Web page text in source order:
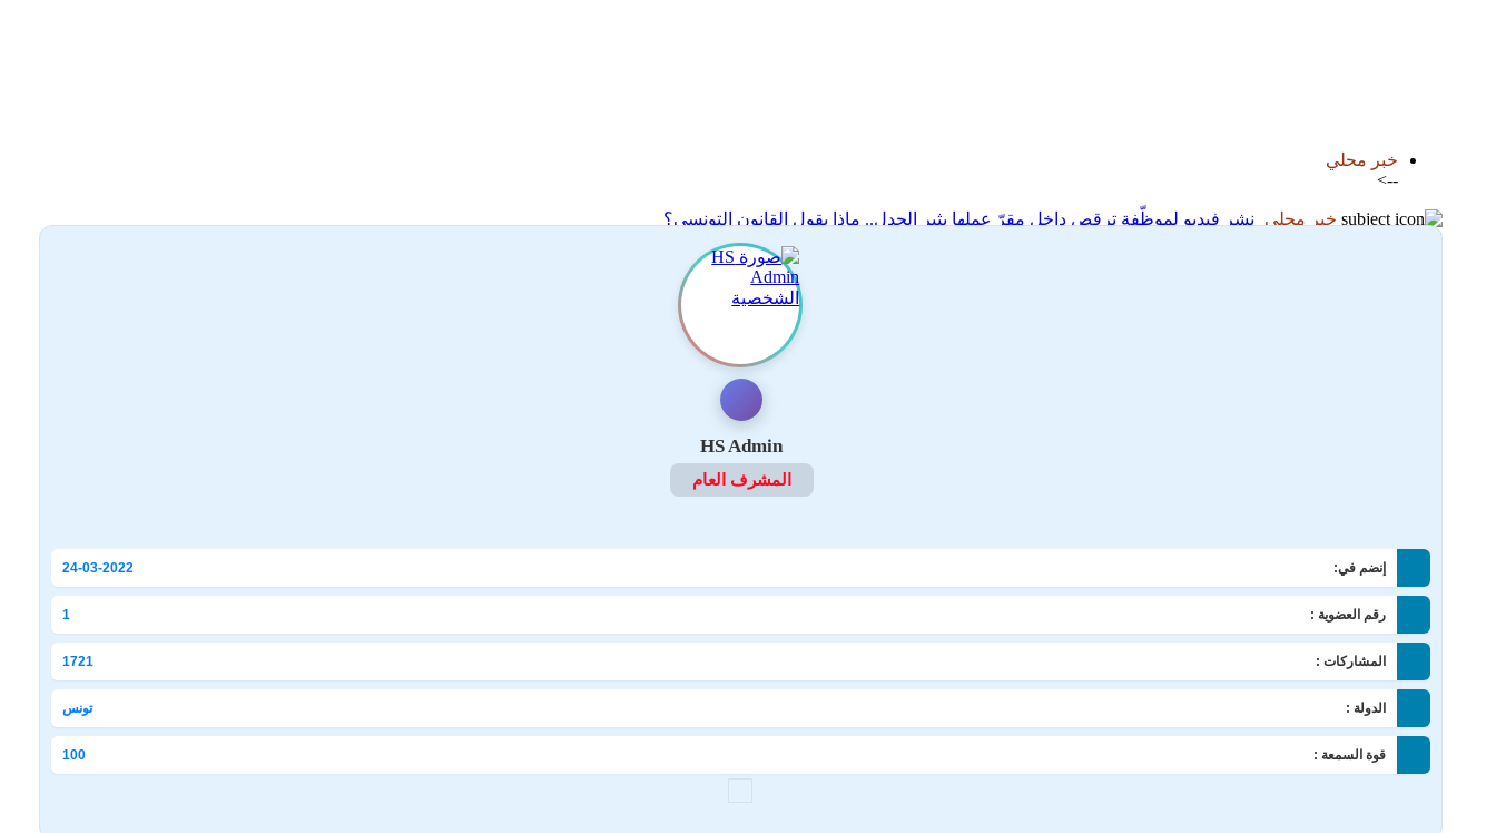
خبر محلي
-->
خبر محلي
نشر فيديو لموظّفة ترقص داخل مقرّ عملها يثير الجدل.. ماذا يقول القانون التونسي؟
13-01-2026 06:58
HS Admin
المشرف العام
إنضم في: 24-03-2022
رقم العضوية : 1
المشاركات : 1721
الدولة : تونس
قوة السمعة : 100